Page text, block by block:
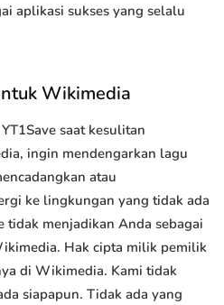
aplikasi sukses yang selalu
Wikimedia
saat kesulitan
ingin mendengarkan lagu
atau
ke lingkungan yang tidak ada
tidak menjadikan Anda sebagai
Hak cipta milik pemilik
di Wikimedia. Kami tidak
siapapun. Tidak ada yang